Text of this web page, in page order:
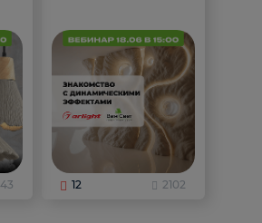
43 12 2102